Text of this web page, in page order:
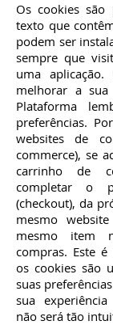
Os cookies são
texto que
podem ser
sempre que
uma aplicação.
melhorar a sua
Plataforma
preferências.
websites de
commerce), se
carrinho de
completar o
(checkout), da
mesmo
mesmo item
compras. Este
os cookies são
suas
sua
não será tão